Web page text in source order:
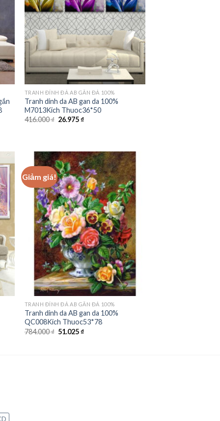
TRANH ĐÍNH ĐÁ AB GẮN ĐÁ 100%
Tranh dinh da AB gan da 100%
M7013Kich Thuoc36*50
416.000₫ Giá
26.975₫Giá
Giảm giá!
Add to
wishlist
TRANH ĐÍNH ĐÁ AB GẮN ĐÁ 100%
Tranh dinh da AB gan da 100%
QC008Kich Thuoc53*78
784.000₫ Giá
51.025₫Giá